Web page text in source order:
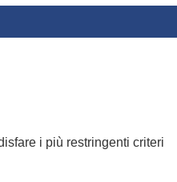
i più restringenti criteri